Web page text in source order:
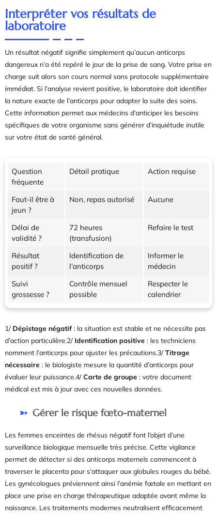
Interpréter vos résultats de
laboratoire
Un résultat négatif signifie simplement qu’aucun anticorps
dangereux n’a été repéré le jour de la prise de sang. Votre prise en
charge suit alors son cours normal sans protocole supplémentaire
immédiat. Si l’analyse revient positive, le laboratoire doit identifier
la nature exacte de l’anticorps pour adapter la suite des soins.
Cette information permet aux médecins d’anticiper les besoins
spécifiques de votre organisme sans générer d’inquiétude inutile
sur votre état de santé général.
Question
fréquente
Détail pratique Action requise
Faut-il être à
jeun ?
Non, repas autorisé Aucune
Délai de
validité ?
72 heures
(transfusion)
Refaire le test
Résultat
positif ?
Identification de
l’anticorps
Informer le
médecin
Suivi
grossesse ?
Contrôle mensuel
possible
Respecter le
calendrier
1/ Dépistage négatif: la situation est stable et ne nécessite pas
d’action particulière.2/ Identification positive : les techniciens
nomment l’anticorps pour ajuster les précautions.3/Titrage
nécessaire : le biologiste mesure la quantité d’anticorps pour
évaluer leur puissance.4/Carte de groupe : votre document
médical est mis à jour avec ces nouvelles données.
Gérer le risque fœto-maternel
Les femmes enceintes de rhésus négatif font l’objet d’une
surveillance biologique mensuelle très précise. Cette vigilance
permet de détecter si des anticorps maternels commencent à
traverser le placenta pour s’attaquer aux globules rouges du bébé.
Les gynécologues préviennent ainsi l’anémie fœtale en mettant en
place une prise en charge thérapeutique adaptée avant même la
naissance. Les traitements modernes neutralisent efficacement